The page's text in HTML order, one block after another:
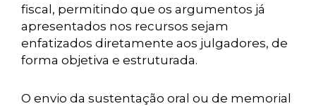
fiscal, permitindo que os argumentos já
apresentados nos recursos sejam
enfatizados diretamente aos julgadores, de
forma objetiva e estruturada.
O envio da sustentação oral ou de memorial